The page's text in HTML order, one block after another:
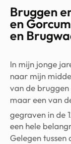
Bruggen
en Gorcum
en
In mijn jonge
naar mijn
van de
maar een van
gegraven in de
een hele
Gelegen tussen